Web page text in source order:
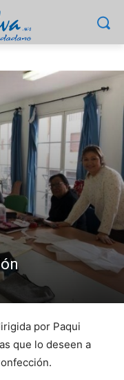
por Paqui
que lo deseen a